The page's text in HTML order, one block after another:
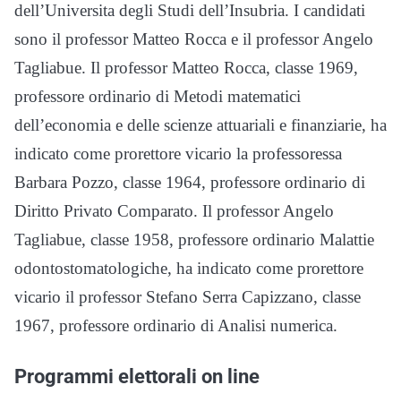
dell’Universita degli Studi dell’Insubria. I candidati
sono il professor Matteo Rocca e il professor Angelo
Tagliabue. Il professor Matteo Rocca, classe 1969,
professore ordinario di Metodi matematici
dell’economia e delle scienze attuariali e finanziarie, ha
indicato come prorettore vicario la professoressa
Barbara Pozzo, classe 1964, professore ordinario di
Diritto Privato Comparato. Il professor Angelo
Tagliabue, classe 1958, professore ordinario Malattie
odontostomatologiche, ha indicato come prorettore
vicario il professor Stefano Serra Capizzano, classe
1967, professore ordinario di Analisi numerica.
Programmi elettorali on line